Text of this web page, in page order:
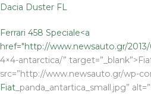
Dacia Duster FL
Ferrari 458 Speciale<a
href="http://www.newsauto.gr/
4×4-antarctica/”
src=”http://www.newsauto.gr/wp-
Fiat _panda_antartica_small.jpg”